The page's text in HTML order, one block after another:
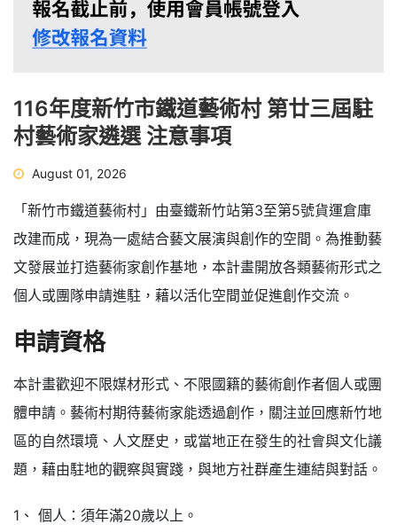
116年度新竹市鐵道藝術村 第廿三屆駐
村藝術家遴選 注意事項
August 01, 2026
「新竹市鐵道藝術村」由臺鐵新竹站第3至第5號貨運倉庫
改建而成，現為一處結合藝文展演與創作的空間。為推動藝
文發展並打造藝術家創作基地，本計畫開放各類藝術形式之
個人或團隊申請進駐，藉以活化空間並促進創作交流。
申請資格
本計畫歡迎不限媒材形式、不限國籍的藝術創作者個人或團
體申請。藝術村期待藝術家能透過創作，關注並回應新竹地
區的自然環境、人文歷史，或當地正在發生的社會與文化議
題，藉由駐地的觀察與實踐，與地方社群產生連結與對話。
1、 個人：須年滿20歲以上。